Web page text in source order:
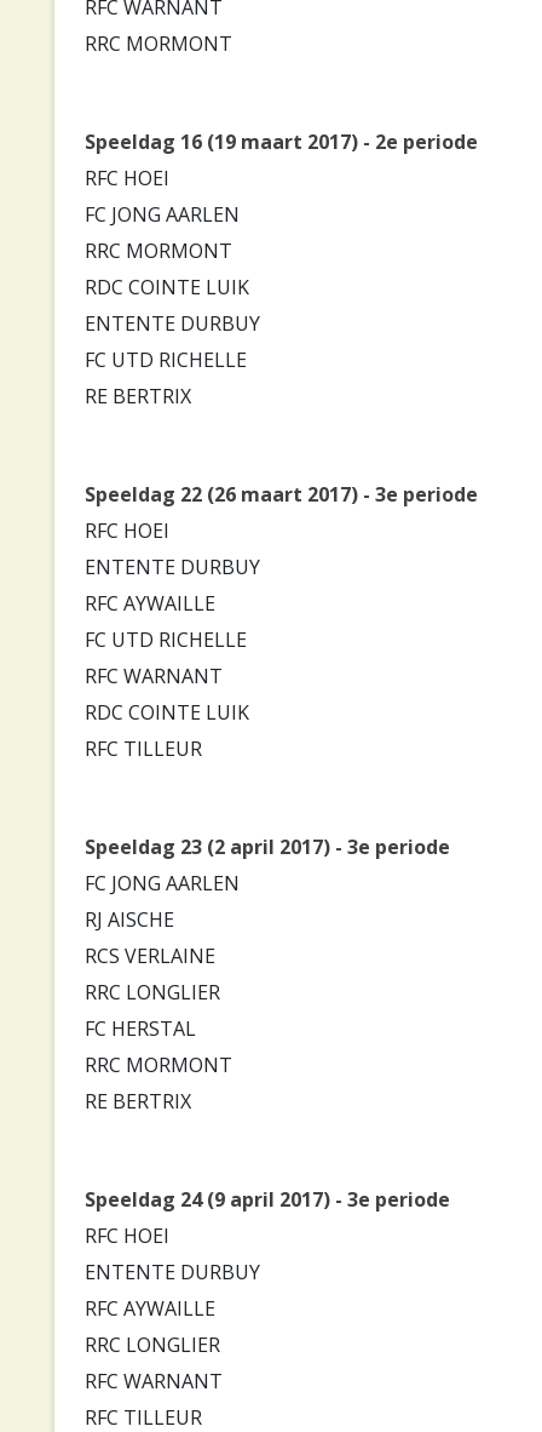
RFC WARNANT
RRC MORMONT
Speeldag 16 (19 maart 2017) - 2e periode
RFC HOEI
FC JONG AARLEN
RRC MORMONT
RDC COINTE LUIK
ENTENTE DURBUY
FC UTD RICHELLE
RE BERTRIX
Speeldag 22 (26 maart 2017) - 3e periode
RFC HOEI
ENTENTE DURBUY
RFC AYWAILLE
FC UTD RICHELLE
RFC WARNANT
RDC COINTE LUIK
RFC TILLEUR
Speeldag 23 (2 april 2017) - 3e periode
FC JONG AARLEN
RJ AISCHE
RCS VERLAINE
RRC LONGLIER
FC HERSTAL
RRC MORMONT
RE BERTRIX
Speeldag 24 (9 april 2017) - 3e periode
RFC HOEI
ENTENTE DURBUY
RFC AYWAILLE
RRC LONGLIER
RFC WARNANT
RFC TILLEUR